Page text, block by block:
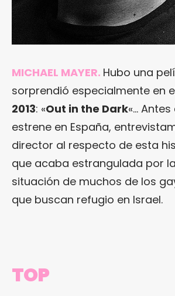
MICHAEL MAYER. Hubo una
sorprendió especialmente en
2013: «Out in the Dark«…
estrene en España,
director al respecto de esta
que acaba estrangulada por
situación de muchos de los
que buscan refugio en Israel.
TOP